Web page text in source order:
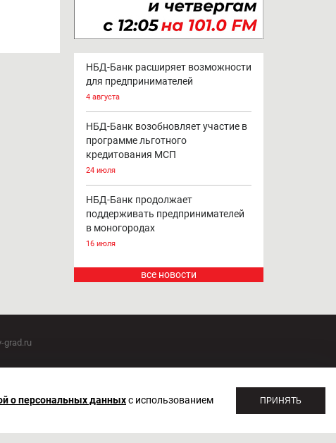
НБД-Банк расширяет возможности
для предпринимателей
4 августа
НБД-Банк возобновляет участие в
программе льготного
кредитования МСП
24 июля
НБД-Банк продолжает
поддерживать предпринимателей
в моногородах
16 июля
все новости
коммуникаций 20.07.2018. Регистрационный номер ЭЛ №
о персональных данныхс использованием
ПРИНЯТЬ